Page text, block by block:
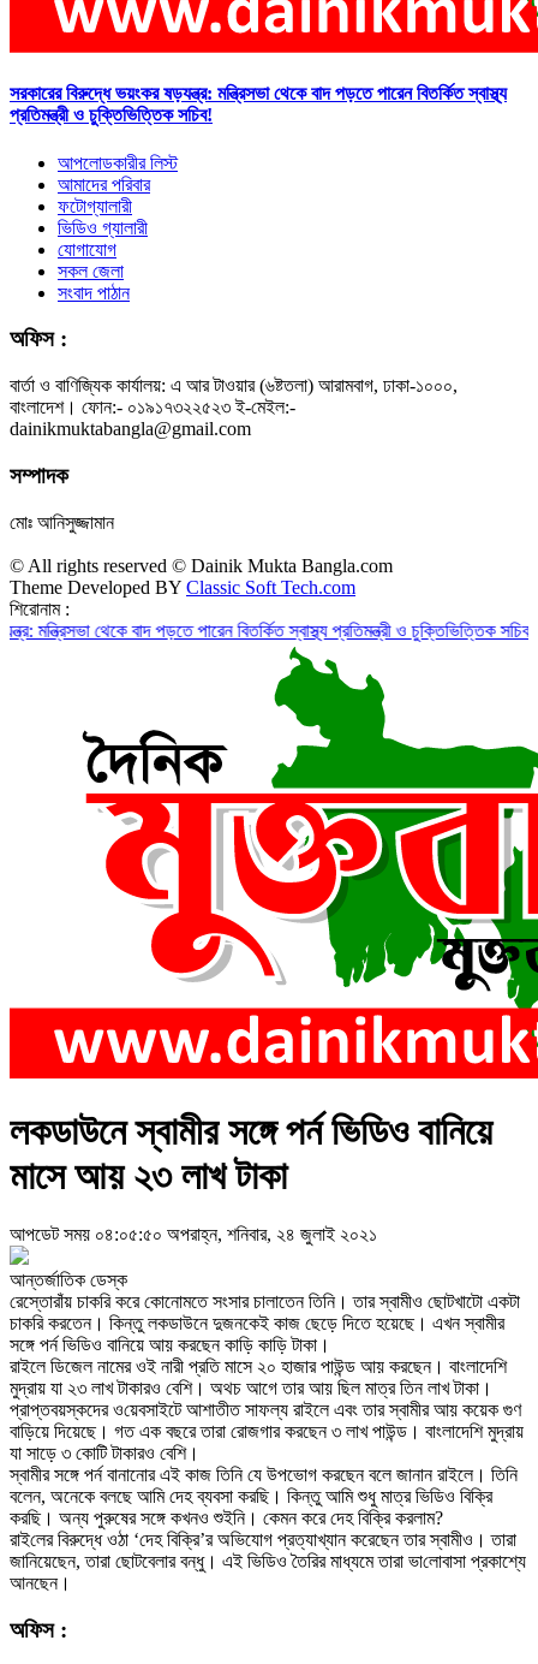
সরকারের বিরুদ্ধে ভয়ংকর ষড়যন্ত্র: মন্ত্রিসভা থেকে বাদ পড়তে পারেন বিতর্কিত স্বাস্থ্য
প্রতিমন্ত্রী ও চুক্তিভিত্তিক সচিব!
আপলোডকারীর লিস্ট
আমাদের পরিবার
ফটোগ্যালারী
ভিডিও গ্যালারী
যোগাযোগ
সকল জেলা
সংবাদ পাঠান
অফিস :
বার্তা ও বাণিজ্যিক কার্যালয়: এ আর টাওয়ার (৬ষ্টতলা) আরামবাগ, ঢাকা-১০০০,
বাংলাদেশ। ফোন:- ০১৯১৭৩২২৫২৩ ই-মেইল:-
dainikmuktabangla@gmail.com
সম্পাদক
মোঃ আনিসুজ্জামান
© All rights reserved © Dainik Mukta Bangla.com
Theme Developed BY Classic Soft Tech.com
শিরোনাম :
থেকে বাদ পড়তে পারেন বিতর্কিত স্বাস্থ্য প্রতিমন্ত্রী ও চুক্তিভিত্তিক সচিব!রাজস্ব
লকডাউনে স্বামীর সঙ্গে পর্ন ভিডিও বানিয়ে
মাসে আয় ২৩ লাখ টাকা
আপডেট সময় ০৪:০৫:৫০ অপরাহ্ন, শনিবার, ২৪ জুলাই ২০২১
আন্তর্জাতিক ডেস্ক
রেস্তোরাঁয় চাকরি করে কোনোমতে সংসার চালাতেন তিনি। তার স্বামীও ছোটখাটো একটা
চাকরি করতেন। কিন্তু লকডাউনে দুজ‌নকেই কাজ ছেড়ে দিতে হয়েছে। এখন স্বামীর
সঙ্গে পর্ন ভিডিও বানিয়ে আয় করছেন কাড়ি কাড়ি টাকা।
রাইলে ডিজেল নামের ওই নারী প্রতি মাসে ২০ হাজার পাউন্ড আয় করছেন। বাংলাদেশি
মুদ্রায় যা ২৩ লাখ টাকারও বেশি। অথচ আগে তার আয় ছিল মাত্র ‌তিন লাখ টাকা।
প্রাপ্তবয়স্কদের ও‌য়েবসাইটে আশাতীত সাফল্য রাইলে এবং তার স্বামীর আয় কয়েক গুণ
বাড়িয়ে দিয়েছে। গত এক বছরে তারা রোজগার করছেন ৩ লাখ পাউন্ড। বাংলাদেশি মুদ্রায়
যা সাড়ে ৩ কোটি টাকারও বেশি।
স্বামীর সঙ্গে পর্ন বানানোর এই কাজ তিনি যে উপভোগ করছেন বলে জানান রাইলে। তিনি
বলেন, অনেকে বলছে আমি দেহ ব্যবসা করছি। কিন্তু আমি শুধু মাত্র ভিডিও বিক্রি
করছি। অন্য পুরুষের সঙ্গে কখনও শুইনি। কেমন করে দেহ বিক্রি করলাম?
রাই‌লের বিরুদ্ধে ওঠা ‘দেহ বিক্রি’র অভিযোগ প্রত্যাখ্যান করেছেন তার স্বামীও। তারা
জানিয়েছেন, তারা ছোটবেলার বন্ধু। এই ভিডিও তৈরির মাধ্যমে তারা ভা‌লোবাসা প্রকাশ্যে
আনছেন।
অফিস :